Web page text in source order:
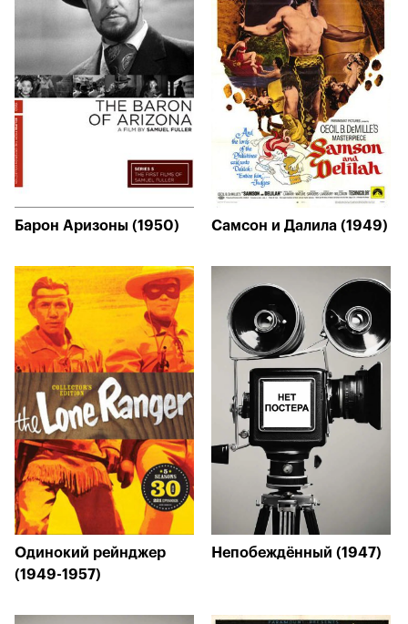
Барон Аризоны (1950) Самсон и Далила (1949)
Одинокий рейнджер
(1949-1957)
Непобеждённый (1947)